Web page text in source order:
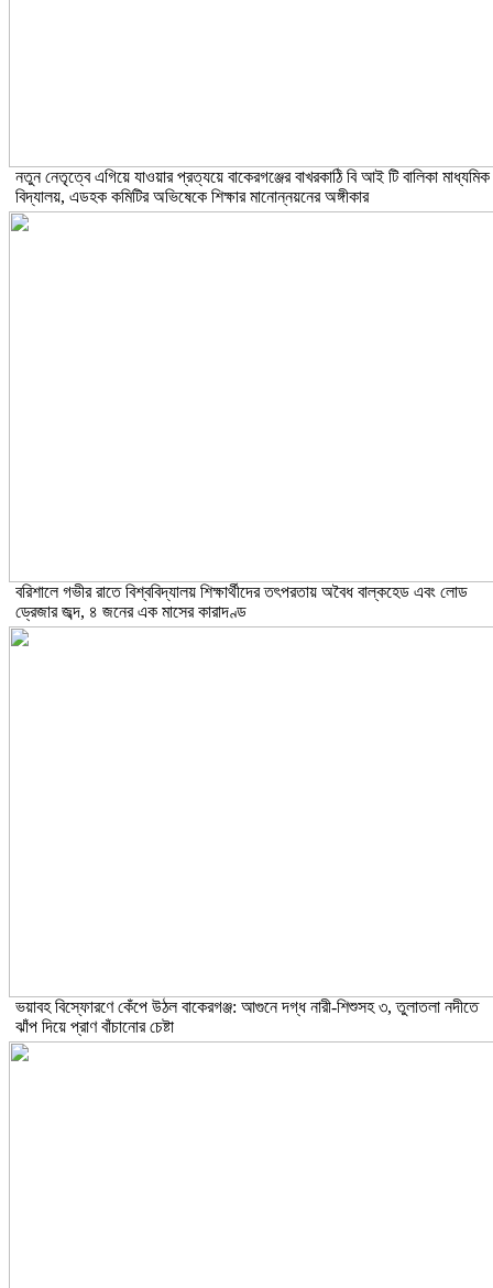
নতুন নেতৃত্বে এগিয়ে যাওয়ার প্রত্যয়ে বাকেরগঞ্জের বাখরকাঠি বি আই টি বালিকা মাধ্যমিক
বিদ্যালয়, এডহক কমিটির অভিষেকে শিক্ষার মানোন্নয়নের অঙ্গীকার
বরিশালে গভীর রাতে বিশ্ববিদ্যালয় শিক্ষার্থীদের তৎপরতায় অবৈধ বাল্কহেড এবং লোড
ড্রেজার জব্দ, ৪ জনের এক মাসের কারাদণ্ড
ভয়াবহ বিস্ফোরণে কেঁপে উঠল বাকেরগঞ্জ: আগুনে দগ্ধ নারী-শিশুসহ ৩, তুলাতলা নদীতে
ঝাঁপ দিয়ে প্রাণ বাঁচানোর চেষ্টা